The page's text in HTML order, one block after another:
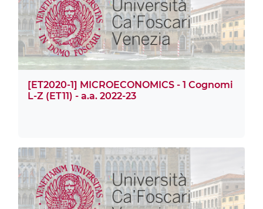
[ET2020-1] MICROECONOMICS - 1 Cognomi
L-Z (ET11) - a.a. 2022-23